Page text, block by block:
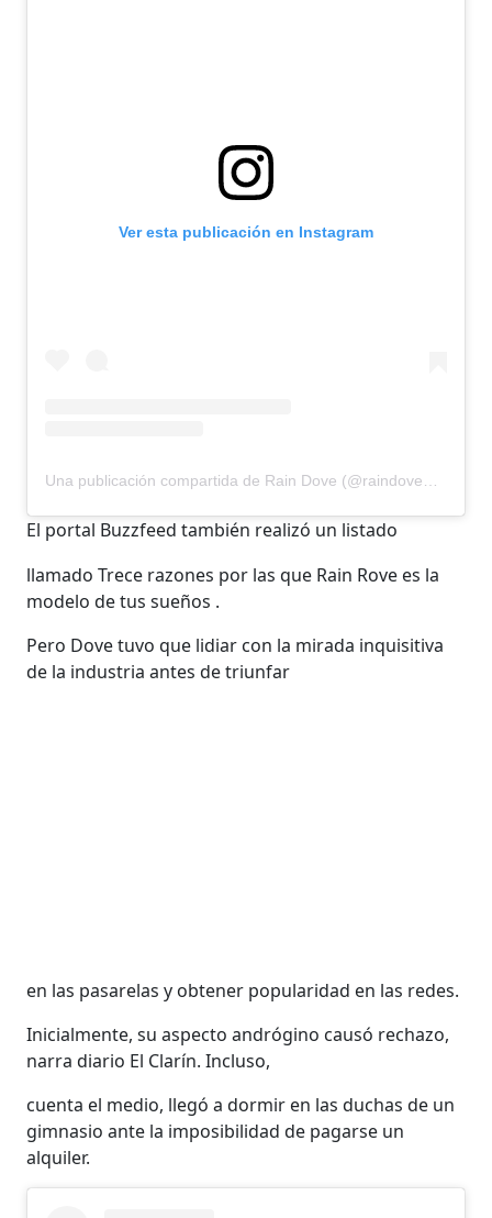
Ver esta publicación en Instagram
El portal Buzzfeed también realizó un listado
llamado Trece razones por las que Rain Rove es la
modelo de tus sueños .
Pero Dove tuvo que lidiar con la mirada inquisitiva
de la industria antes de triunfar
en las pasarelas y obtener popularidad en las redes.
Inicialmente, su aspecto andrógino causó rechazo,
narra diario El Clarín. Incluso,
cuenta el medio, llegó a dormir en las duchas de un
gimnasio ante la imposibilidad de pagarse un
alquiler.